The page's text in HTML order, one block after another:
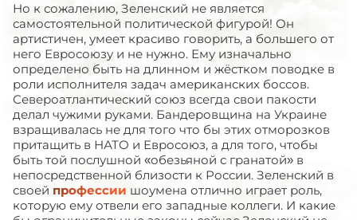
Но к сожалению, Зеленский не является
самостоятельной политической фигурой! Он
артистичен, умеет красиво говорить, а большего от
него Евросоюзу и не нужно. Ему изначально
определено быть на длинном и жёстком поводке в
роли исполнителя задач американских боссов.
Североатлантический союз всегда свои пакости
делал чужими руками. Бандеровщина на Украине
взращивалась не для того что бы этих отморозков
притащить в НАТО и Евросоюз, а для того, чтобы
быть той послушной «обезьяной с гранатой» в
непосредственной близости к России. Зеленский в
своей профессии шоумена отлично играет роль,
которую ему отвели его западные коллеги. И какие